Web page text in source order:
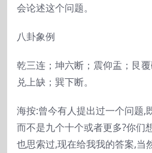
会论述这个问题。
八卦象例
乾三连；坤六断；震仰盂；艮
兑上缺；巽下断。
海按:曾今有人提出过一个问题,
而不是九个十个或者更多?你们
也思索过,现在给我我的答案,当